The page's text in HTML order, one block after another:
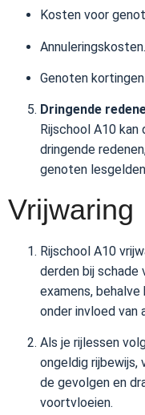
Kosten voor
Annuleringskosten.
Genoten
Dringende
Rijschool A10
dringende
genoten
Vrijwaring
Rijschool A10
derden bij schade
examens,
onder invloed van
Als je rijlessen
ongeldig rijbewijs,
de gevolgen en
voortvloeien.